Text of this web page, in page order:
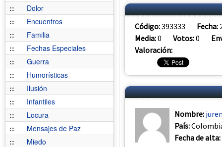
::
Dolor
::
Encuentros
::
Familia
::
Fechas Especiales
::
Guerra
::
Humorísticas
::
Ilusión
::
Infantiles
::
Locura
::
Mensajes de Paz
::
Miedo
Código:393333 Fecha:
Media:0 Votos:0
Valoración:
Nombre:
País:
Fecha de alta: